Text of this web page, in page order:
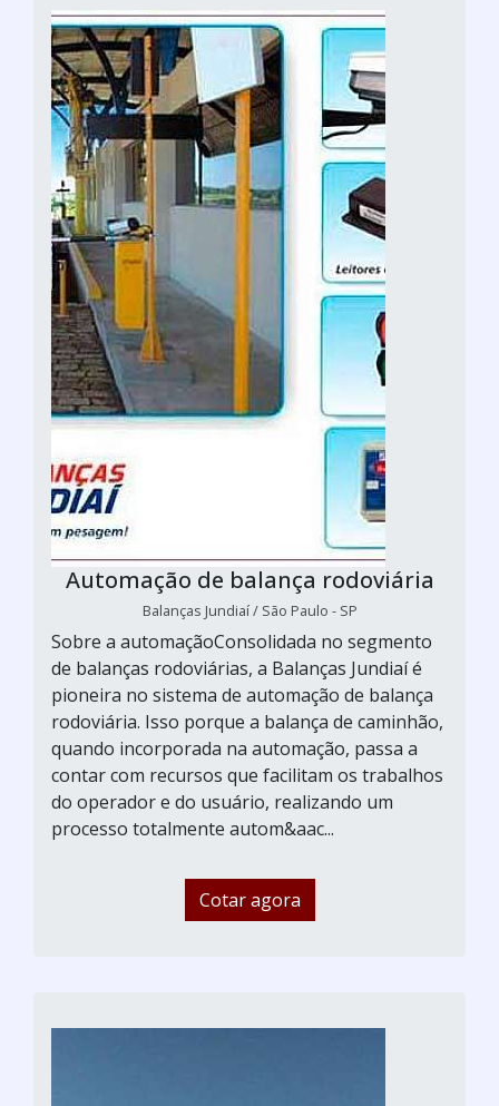
Automação de balança rodoviária
Balanças Jundiaí / São Paulo - SP
Sobre a automaçãoConsolidada no segmento
de balanças rodoviárias, a Balanças Jundiaí é
pioneira no sistema de automação de balança
rodoviária. Isso porque a balança de caminhão,
quando incorporada na automação, passa a
contar com recursos que facilitam os trabalhos
do operador e do usuário, realizando um
processo totalmente autom&aac...
Cotar agora